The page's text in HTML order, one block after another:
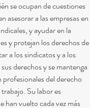
se ocupan de cuestiones
asesorar a las empresas en
y ayudar en la
y protejan los derechos de
a los sindicatos y a los
derechos y se mantenga
del derecho
Su labor es
han vuelto cada vez más